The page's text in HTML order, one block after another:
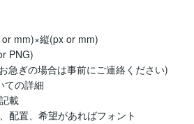
mm)×縦(px or mm)
PNG)
急ぎの場合は事前にご連絡ください)
ての詳細
載
配置、希望があればフォント